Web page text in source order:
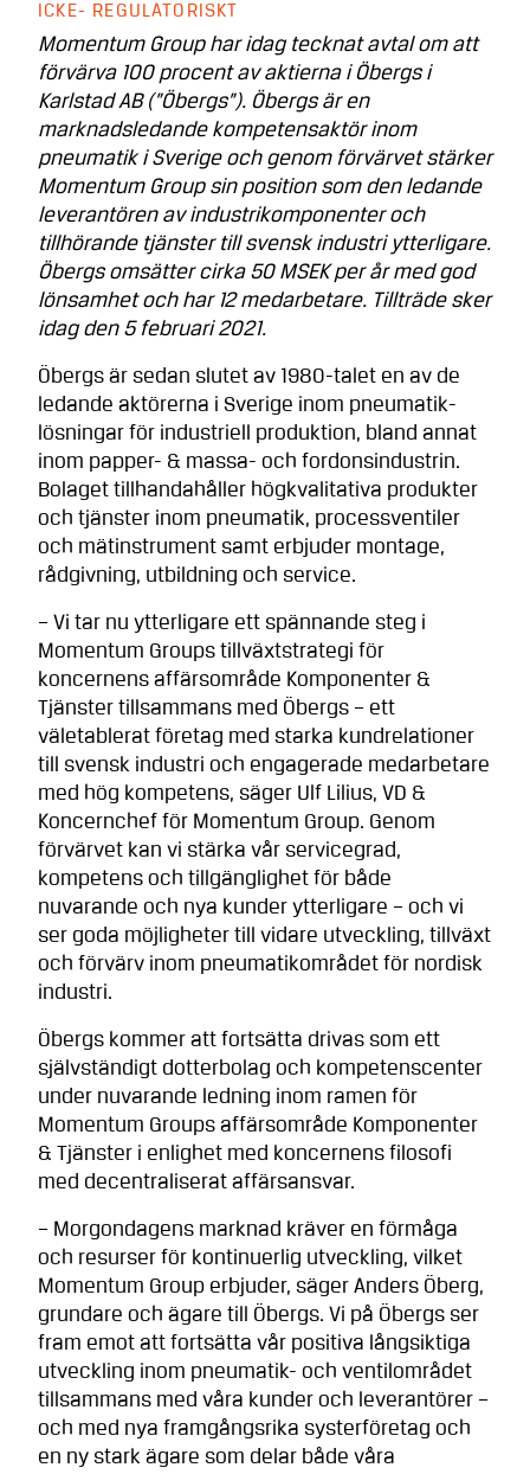
ICKE- REGULATORISKT
Momentum Group har idag tecknat avtal om att
förvärva 100 procent av aktierna i Öbergs i
Karlstad AB (”Öbergs”). Öbergs är en
marknadsledande kompetensaktör inom
pneumatik i Sverige och genom förvärvet stärker
Momentum Group sin position som den ledande
leverantören av industrikomponenter och
tillhörande tjänster till svensk industri ytterligare.
Öbergs omsätter cirka 50 MSEK per år med god
lönsamhet och har 12 medarbetare. Tillträde sker
idag den 5 februari 2021.
Öbergs är sedan slutet av 1980-talet en av de
ledande aktörerna i Sverige inom pneumatik­
lösningar för industriell produktion, bland annat
inom papper- & massa- och fordonsindustrin.
Bolaget tillhandahåller högkvalitativa produkter
och tjänster inom pneumatik, processventiler
och mätinstrument samt erbjuder montage,
rådgivning, utbildning och service.
– Vi tar nu ytterligare ett spännande steg i
Momentum Groups tillväxtstrategi för
koncernens affärsområde Komponenter &
Tjänster tillsammans med Öbergs – ett
väletablerat företag med starka kundrelationer
till svensk industri och engagerade medarbetare
med hög kompetens, säger Ulf Lilius, VD &
Koncernchef för Momentum Group. Genom
förvärvet kan vi stärka vår servicegrad,
kompetens och tillgänglighet för både
nuvarande och nya kunder ytterligare – och vi
ser goda möjligheter till vidare utveckling, tillväxt
och förvärv inom pneumatikområdet för nordisk
industri.
Öbergs kommer att fortsätta drivas som ett
självständigt dotterbolag och kompetenscenter
under nuvarande ledning inom ramen för
Momentum Groups affärsområde Komponenter
& Tjänster i enlighet med koncernens filosofi
med decentraliserat affärsansvar.
– Morgondagens marknad kräver en förmåga
och resurser för kontinuerlig utveckling, vilket
Momentum Group erbjuder, säger Anders Öberg,
grundare och ägare till Öbergs. Vi på Öbergs ser
fram emot att fortsätta vår positiva långsiktiga
utveckling inom pneumatik- och ventilområdet
tillsammans med våra kunder och leverantörer –
och med nya framgångsrika systerföretag och
en ny stark ägare som delar både våra